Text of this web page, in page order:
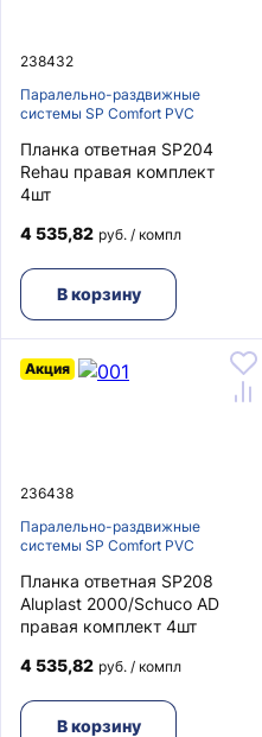
238432
Паралельно-раздвижные
системы SP Comfort PVC
Планка ответная SP204
Rehau правая комплект
4шт
4 535,82 руб. / компл
В корзину
236438
Паралельно-раздвижные
системы SP Comfort PVC
Акция
Планка ответная SP208
Aluplast 2000/Schuco AD
правая комплект 4шт
4 535,82 руб. / компл
В корзину